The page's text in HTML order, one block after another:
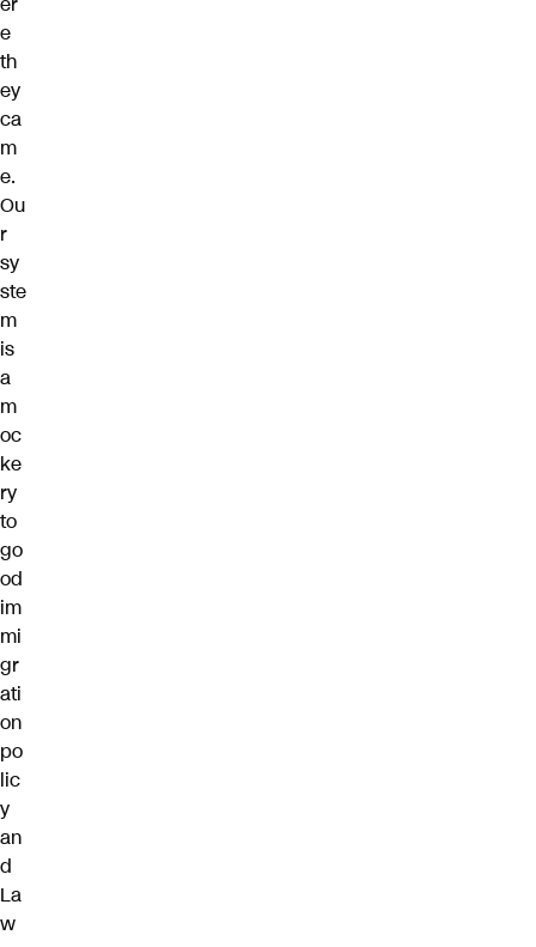
e
th
ey
ca
m
e.
Ou
r
sy
ste
m
is
a
m
oc
ke
ry
to
go
od
im
mi
gr
ati
on
po
lic
y
an
d
La
w